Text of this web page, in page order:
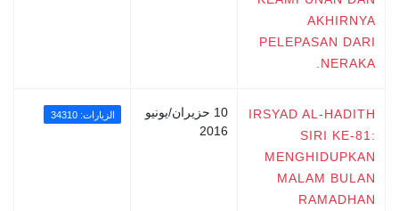
AKHIRNYA
PELEPASAN DARI
NERAKA.
IRSYAD AL-HADITH
SIRI KE-81:
MENGHIDUPKAN
MALAM BULAN
RAMADHAN
10 حزيران/يونيو
2016
الزيارات: 34310